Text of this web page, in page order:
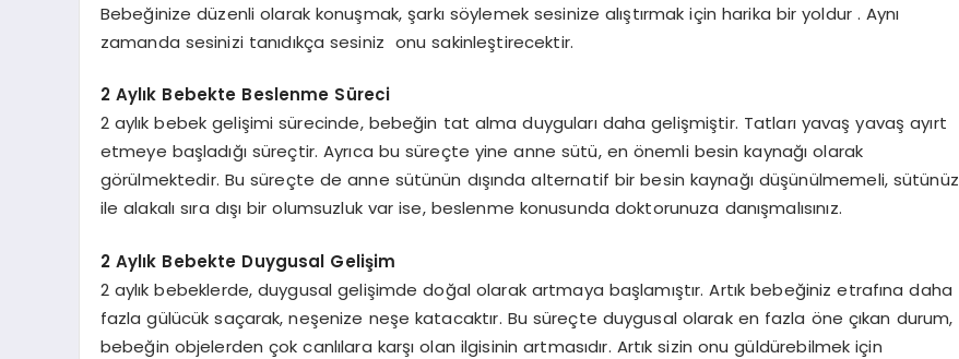
Bebeğinize düzenli olarak konuşmak, şarkı söylemek sesinize alıştırmak için harika bir yoldur . Aynı
zamanda sesinizi tanıdıkça sesiniz onu sakinleştirecektir.
2 Aylık Bebekte Beslenme Süreci
2 aylık bebek gelişimi sürecinde, bebeğin tat alma duyguları daha gelişmiştir. Tatları yavaş yavaş ayırt
etmeye başladığı süreçtir. Ayrıca bu süreçte yine anne sütü, en önemli besin kaynağı olarak
görülmektedir. Bu süreçte de anne sütünün dışında alternatif bir besin kaynağı düşünülmemeli, sütünüz
ile alakalı sıra dışı bir olumsuzluk var ise, beslenme konusunda doktorunuza danışmalısınız.
2 Aylık Bebekte Duygusal Gelişim
2 aylık bebeklerde, duygusal gelişimde doğal olarak artmaya başlamıştır. Artık bebeğiniz etrafına daha
fazla gülücük saçarak, neşenize neşe katacaktır. Bu süreçte duygusal olarak en fazla öne çıkan durum,
bebeğin objelerden çok canlılara karşı olan ilgisinin artmasıdır. Artık sizin onu güldürebilmek için